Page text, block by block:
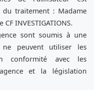
traitement : Madame
INVESTIGATIONS.
sont soumis à une
peuvent utiliser les
conformité avec les
et la législation